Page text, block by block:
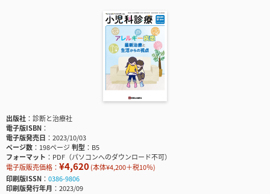
出版社
診断と治療社
電子版ISBN
電子版発売日
2023/10/03
ページ数
198ページ判型
B5
フォーマット
PDF（パソコンへのダウンロード不可）
電子版販売価格： ¥4,620(本体¥4,200＋税10％)
印刷版ISSN
0386-9806
印刷版発行年月
2023/09